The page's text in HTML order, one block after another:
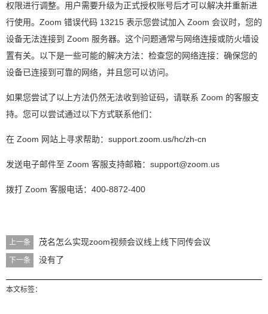
权限进行调整。用户需要升级为正式授权账号后才可以解决并重新进
行使用。Zoom 错误代码 13215 表示您尝试加入 Zoom 会议时，您的
设备无法连接到 Zoom 服务器。这个问题通常与网络连接或防火墙设
置有关。以下是一些可能的解决方法：检查您的网络连接：确保您的
设备已连接到可靠的网络，并且您可以访问。
如果您尝试了以上方法仍然无法收到验证码，请联系 Zoom 的客服支
持。您可以尝试通过以下方式联系他们：
在 Zoom 网站上寻求帮助：support.zoom.us/hc/zh-cn
发送电子邮件至 Zoom 客服支持邮箱：support@zoom.us
拨打 Zoom 客服电话：400-8872-400
上一条 茂名怎么实现zoom视频会议线上线下同传会议
下一条 没有了
本文标签：